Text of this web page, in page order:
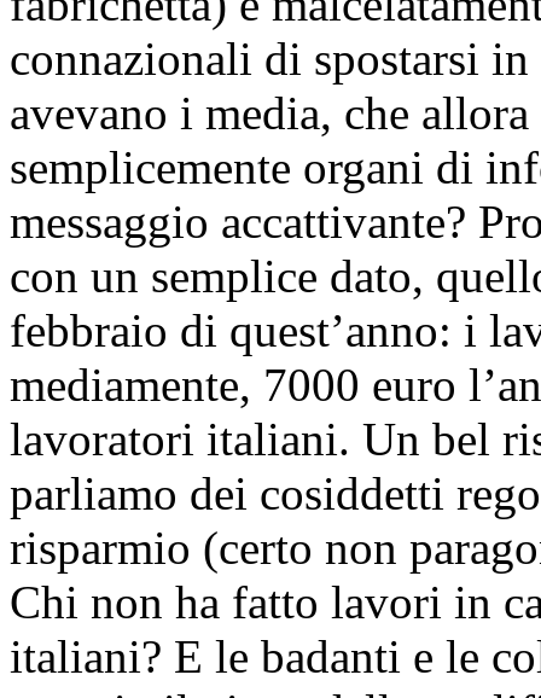
connazionali di spostarsi in
avevano i media, che
semplicemente organi di
messaggio accattivante?
con un semplice dato,
febbraio di quest’anno: i
mediamente, 7000 euro
lavoratori italiani. Un bel
parliamo dei cosiddetti
risparmio (certo non
Chi non ha fatto lavori in
italiani? E le badanti e le